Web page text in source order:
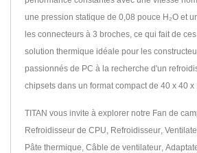
une pression statique de 0,08 pouce H₂O et
les connecteurs à 3 broches, ce qui fait de
solution thermique idéale pour les
passionnés de PC à la recherche d'un
chipsets dans un format compact de 40 x 40 x
TITAN vous invite à explorer notre Fan de
Refroidisseur de CPU, Refroidisseur,
Pâte thermique, Câble de ventilateur,